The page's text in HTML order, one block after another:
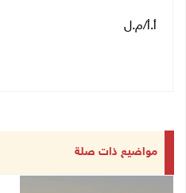
أ.أ/م.ل
مواضيع ذات صلة